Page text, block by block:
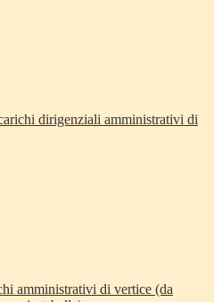
dirigenziali amministrativi di
amministrativi di vertice (da